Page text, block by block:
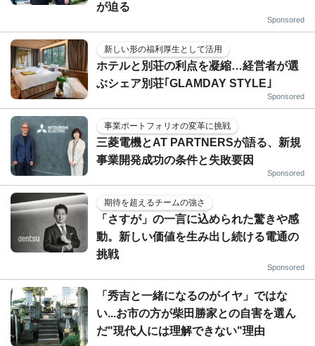
が迫る
Sponsored
新しい形の福利厚生として活用
ホテルと別荘の利点を凝縮…経営者が選
ぶシェア別荘｢GLAMDAY STYLE｣
Sponsored
事業ポートフォリオの変革に挑戦
三菱電機とAT PARTNERSが語る、新規
事業開発成功の条件と失敗要因
Sponsored
期待を超えるチームの強さ
「さすが」の一言に込められた驚きや感
動。新しい価値を生み出し続ける電通の
挑戦
Sponsored
「秀吉と一緒になるのがイヤ」ではな
い...お市の方が柴田勝家との自害を選ん
だ"現代人には理解できない"理由